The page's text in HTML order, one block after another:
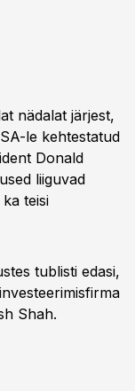
nädalat järjest,
le kehtestatud
Donald
liiguvad
teisi
tublisti edasi,
Shah.